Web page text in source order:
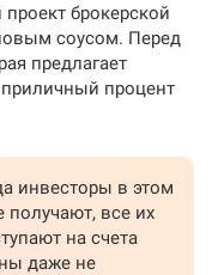
брокерской
соусом. Перед
предлагает
приличный процент
инвесторы в этом
получают, все их
на счета
даже не